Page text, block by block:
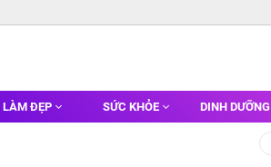
LÀM ĐẸP SỨC KHỎE DINH DƯỠNG